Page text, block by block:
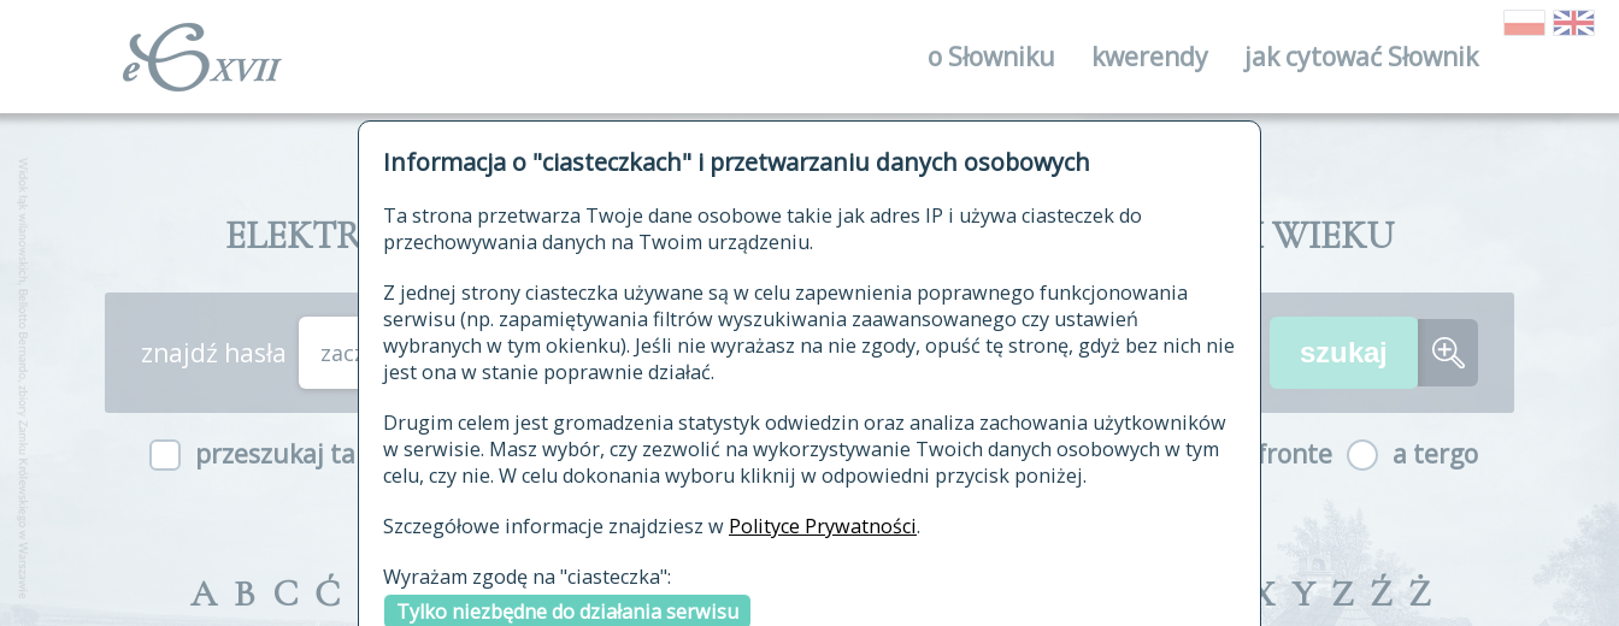
Informacja o "ciasteczkach" i przetwarzaniu danych osobowych
Ta strona przetwarza Twoje dane osobowe takie jak adres IP i używa ciasteczek do
przechowywania danych na Twoim urządzeniu.
Z jednej strony ciasteczka używane są w celu zapewnienia poprawnego funkcjonowania
serwisu (np. zapamiętywania filtrów wyszukiwania zaawansowanego czy ustawień
wybranych w tym okienku). Jeśli nie wyrażasz na nie zgody, opuść tę stronę, gdyż bez nich nie
jest ona w stanie poprawnie działać.
Drugim celem jest gromadzenia statystyk odwiedzin oraz analiza zachowania użytkowników
w serwisie. Masz wybór, czy zezwolić na wykorzystywanie Twoich danych osobowych w tym
celu, czy nie. W celu dokonania wyboru kliknij w odpowiedni przycisk poniżej.
Szczegółowe informacje znajdziesz w Polityce Prywatności.
Wyrażam zgodę na "ciasteczka":
Tylko niezbędne do działania serwisu
o Słowniku
historia
publikacje
autorzy tekstów źródłowych
zasady opracowania
najnowsze hasła
ostatnio zmodyfikowane
kwerendy jak cytować Słownik
ELEKTRONICZNY SŁOWNIK JĘZYKA POLSKIEGO XVII I XVIII WIEKU
znajdź hasła zaczynające się od
przeszukaj także hasła w indeksie a fronte a tergo
A B C Ć E F G H I J K L Ł M X Y Z Ź Ż